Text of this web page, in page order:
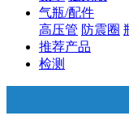
气瓶/配件
高压管 防震圈
推荐产品
检测